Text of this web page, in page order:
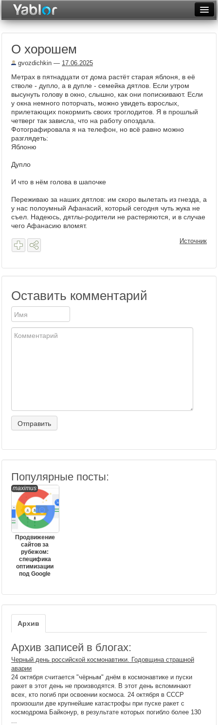
Рейтинги
Архив
Фототоп
О хорошем
gvozdichkin — 17.06.2025
Метрах в пятнадцати от дома растёт старая яблоня, в её
стволе - дупло, а в дупле - семейка дятлов. Если утром
высунуть голову в окно, слышно, как они попискивают. Если
у окна немного поторчать, можно увидеть взрослых,
прилетающих покормить своих троглодитов. Я в прошлый
четверг так зависла, что на работу опоздала.
Фотографировала я на телефон, но всё равно можно
разглядеть:
Яблоню
Дупло
И что в нём голова в шапочке
Переживаю за наших дятлов: им скоро вылетать из гнезда, а
у нас полоумный Афанасий, который сегодня чуть жука не
съел. Надеюсь, дятлы-родители не растеряются, и в случае
чего Афанасию вломят.
Источник
Оставить комментарий
Популярные посты:
maximus
Продвижение
сайтов за
рубежом:
специфика
оптимизации
под Google
Архив
Архив записей в блогах:
Черный день российской космонавтики. Годовщина страшной
аварии
24 октября считается "чёрным" днём в космонавтике и пуски
ракет в этот день не производятся. В этот день вспоминают
всех, кто погиб при освоении космоса. 24 октября в СССР
произошли две крупнейшие катастрофы при пуске ракет с
космодрома Байконур, в результате которых погибло более 130
...